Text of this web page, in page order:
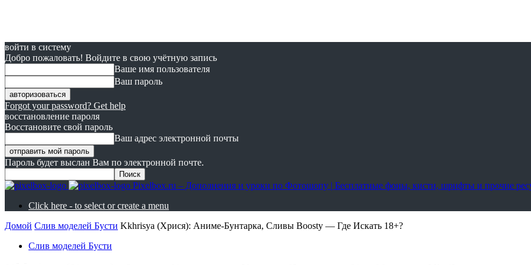
войти в систему
Добро пожаловать! Войдите в свою учётную запись
Ваше имя пользователя
Ваш пароль
Forgot your password? Get help
восстановление пароля
Восстановите свой пароль
Ваш адрес электронной почты
Пароль будет выслан Вам по электронной почте.
Pixelbox.ru – Дополнения и уроки по Фотошопу | Бесплатные фоны, кисти, шрифты и прочие
Click here - to select or create a menu
Домой Слив моделей Бусти Kkhrisya (Хрися): Аниме-Бунтарка, Сливы Boosty — Где Искать 18+?
Слив моделей Бусти